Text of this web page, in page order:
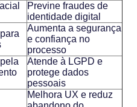
Previne fraudes de
identidade digital
Aumenta a segurança
e confiança no
processo
Atende à LGPD e
protege dados
pessoais
Melhora UX e reduz